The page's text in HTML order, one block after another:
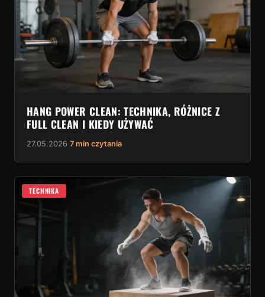
HANG POWER CLEAN: TECHNIKA, RÓŻNICE Z
FULL CLEAN I KIEDY UŻYWAĆ
27.05.2026 7 min czytania
TECHNIKA